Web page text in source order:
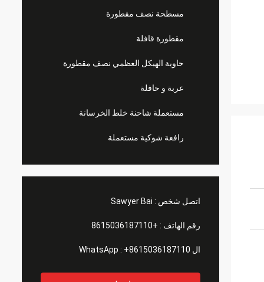
مسطحة نصف مقطورة
مقطورة قافلة
حاوية الهيكل العظمي نصف مقطورة
عربة و حافلة
مستعملة شاحنة خلط الخرسانة
رافعة شوكية مستعملة
اتصل شخص : Sawyer Bai
رقم الهاتف : +8615036187110
ال WhatsApp : +8615036187110